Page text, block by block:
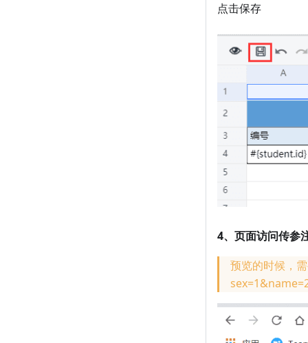
点击保存
4、页面访问传参
预览的时候，